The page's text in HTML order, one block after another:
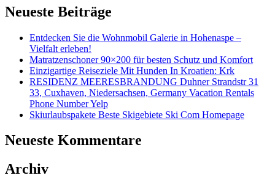
Neueste Beiträge
Entdecken Sie die Wohnmobil Galerie in Hohenaspe –
Vielfalt erleben!
Matratzenschoner 90×200 für besten Schutz und Komfort
Einzigartige Reiseziele Mit Hunden In Kroatien: Krk
RESIDENZ MEERESBRANDUNG Duhner Strandstr 31
33, Cuxhaven, Niedersachsen, Germany Vacation Rentals
Phone Number Yelp
Skiurlaubspakete Beste Skigebiete Ski Com Homepage
Neueste Kommentare
Archiv